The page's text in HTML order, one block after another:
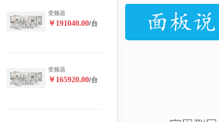
变频器
￥191040.00/台
变频器
￥165920.00/台